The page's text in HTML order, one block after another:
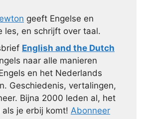
geeft Engelse en
les, en schrijft over taal.
English and the Dutch
naar alle manieren
en het Nederlands
Geschiedenis, vertalingen,
Bijna 2000 leden al, het
als je erbij komt! Abonneer